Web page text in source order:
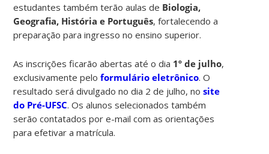
estudantes também terão aulas de Biologia,
Geografia, História e Português, fortalecendo a
preparação para ingresso no ensino superior.
As inscrições ficarão abertas até o dia 1º de julho,
exclusivamente peloformulário eletrônico. O
resultado será divulgado no dia 2 de julho, nosite
do Pré-UFSC. Os alunos selecionados também
serão contatados por e-mail com as orientações
para efetivar a matrícula.